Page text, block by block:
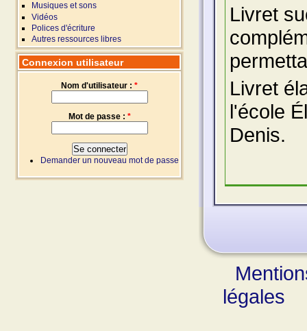
Livret
Livret
l'école
Denis.
légales
Musiques et sons
Vidéos
Polices d'écriture
Autres ressources libres
Connexion utilisateur
Nom d'utilisateur : *
Mot de passe : *
Demander un nouveau mot de passe